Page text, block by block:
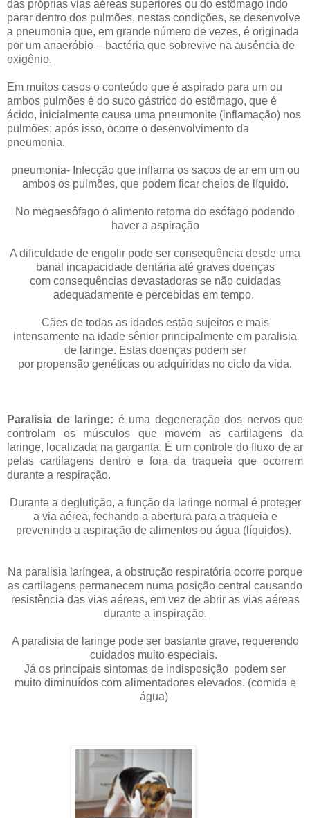
das próprias vias aéreas superiores ou do estômago indo
parar dentro dos pulmões, nestas condições, se desenvolve
a pneumonia que, em grande número de vezes, é originada
por um anaeróbio – bactéria que sobrevive na ausência de
oxigênio.
Em muitos casos o conteúdo que é aspirado para um ou
ambos pulmões é do suco gástrico do estômago, que é
ácido, inicialmente causa uma pneumonite (inflamação) nos
pulmões; após isso, ocorre o desenvolvimento da
pneumonia.
pneumonia- Infecção que inflama os sacos de ar em um ou
ambos os pulmões, que podem ficar cheios de líquido.
No megaesôfago o alimento retorna do esófago podendo
haver a aspiração
A dificuldade de engolir pode ser consequência desde uma
banal incapacidade dentária até graves doenças
com consequências devastadoras se não cuidadas
adequadamente e percebidas em tempo.
Cães de todas as idades estão sujeitos e mais
intensamente na idade sênior principalmente em paralisia
de laringe. Estas doenças podem ser
por propensão genéticas ou adquiridas no ciclo da vida.
Paralisia de laringe: é uma degeneração dos nervos que
controlam os músculos que movem as cartilagens da
laringe, localizada na garganta. É um controle do fluxo de ar
pelas cartilagens dentro e fora da traqueia que ocorrem
durante a respiração.
Durante a deglutição, a função da laringe normal é proteger
a via aérea, fechando a abertura para a traqueia e
prevenindo a aspiração de alimentos ou água (líquidos).
Na paralisia laríngea, a obstrução respiratória ocorre porque
as cartilagens permanecem numa posição central causando
resistência das vias aéreas, em vez de abrir as vias aéreas
durante a inspiração.
A paralisia de laringe pode ser bastante grave, requerendo
cuidados muito especiais.
Já os principais sintomas de indisposição podem ser
muito diminuídos com alimentadores elevados. (comida e
água)